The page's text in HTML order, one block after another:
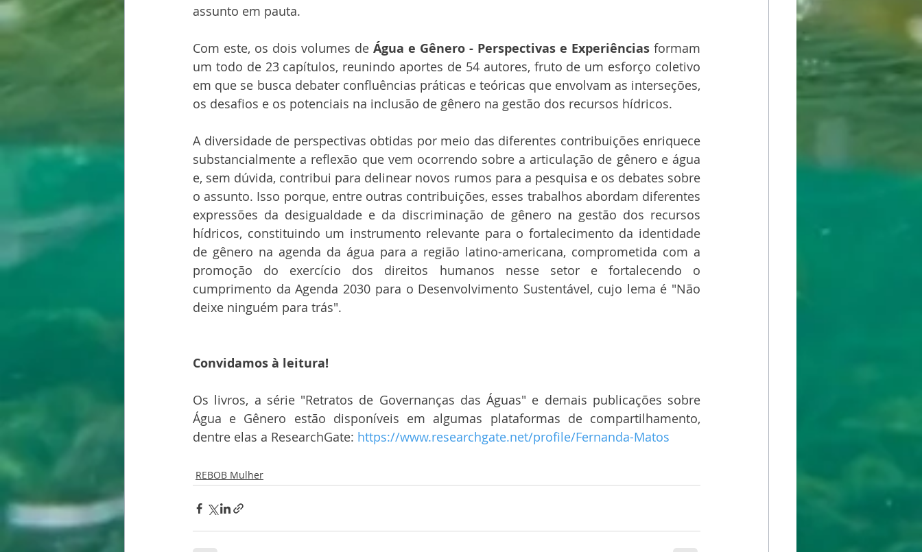
assunto em pauta.
Com este, os dois volumes de Água e Gênero - Perspectivas e Experiências formam
um todo de 23 capítulos, reunindo aportes de 54 autores, fruto de um esforço coletivo
em que se busca debater confluências práticas e teóricas que envolvam as interseções,
os desafios e os potenciais na inclusão de gênero na gestão dos recursos hídricos.
A diversidade de perspectivas obtidas por meio das diferentes contribuições enriquece
substancialmente a reflexão que vem ocorrendo sobre a articulação de gênero e água
e, sem dúvida, contribui para delinear novos rumos para a pesquisa e os debates sobre
o assunto. Isso porque, entre outras contribuições, esses trabalhos abordam diferentes
expressões da desigualdade e da discriminação de gênero na gestão dos recursos
hídricos, constituindo um instrumento relevante para o fortalecimento da identidade
de gênero na agenda da água para a região latino-americana, comprometida com a
promoção do exercício dos direitos humanos nesse setor e fortalecendo o
cumprimento da Agenda 2030 para o Desenvolvimento Sustentável, cujo lema é "Não
deixe ninguém para trás".
Convidamos à leitura!
Os livros, a série "Retratos de Governanças das Águas" e demais publicações sobre
Água e Gênero estão disponíveis em algumas plataformas de compartilhamento,
dentre elas a ResearchGate: https://www.researchgate.net/profile/Fernanda-Matos
REBOB Mulher